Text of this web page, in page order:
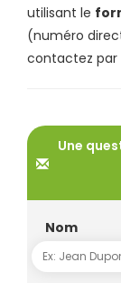
utilisant le
(numéro
contactez par
Une
Nom